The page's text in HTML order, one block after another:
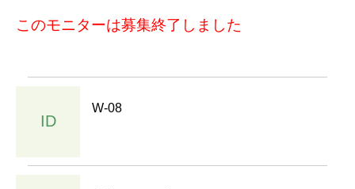
このモニターは募集終了しました
ID
W-08